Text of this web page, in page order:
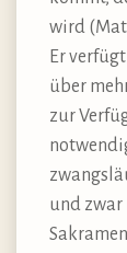
wird
Er
über
zur
und zwar